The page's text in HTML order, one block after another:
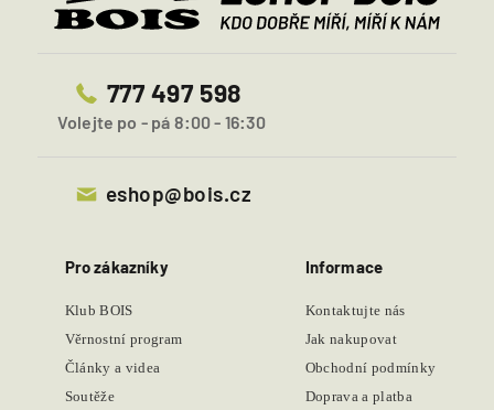
777 497 598
Volejte po - pá 8:00 - 16:30
eshop@bois.cz
Pro zákazníky
Klub BOIS
Věrnostní program
Články a videa
Soutěže
Informace
Kontaktujte nás
Jak nakupovat
Obchodní podmínky
Doprava a platba